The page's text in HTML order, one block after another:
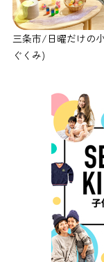
三条市/日曜だけの
ぐくみ)